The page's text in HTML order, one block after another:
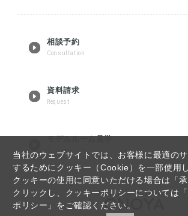
当社のウェブサイトでは、お客様に最適の
するためにクッキー（Cookie）を一部使用
クッキーの使用に同意いただける場合は「
クリックし、クッキーポリシーについては
ポリシー」をご確認ください。
相談予約
Consultation
資料請求
Request
モデルルーム見学
Tour reservation